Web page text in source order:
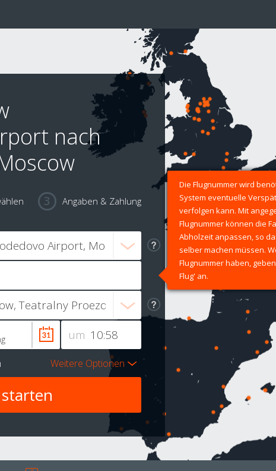
nach
Angaben & Zahlung
Die Flugnummer wird
System eventuelle
verfolgen kann. Mit
Flugnummer können die
Abholzeit anpassen, so
selber machen müssen.
Flugnummer haben,
Flug' an.
um
Weitere Optionen